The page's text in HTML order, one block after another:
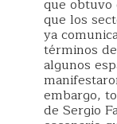
que obtuvo
que los
ya
términos
algunos
embargo,
de Sergio